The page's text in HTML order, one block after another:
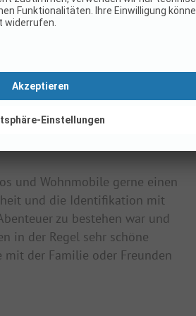
und Wohnmobile gerne einen
und die Identifikation mit
zu bestehen war und
in der Regel sehr schöne
mit der Familie oder Freunden